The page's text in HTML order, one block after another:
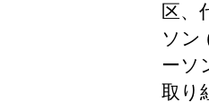
区、
ソン
ーソ
取り